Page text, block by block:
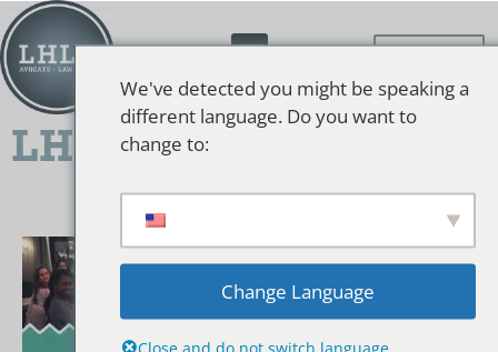
LHLF Happy Hours !
We've detected you might be speaking a
different language. Do you want to
change to:
Change Language
Close and do not switch language